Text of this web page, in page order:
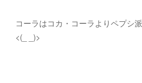
コーラはコカ・コーラよりペプシ
<(_ _)>